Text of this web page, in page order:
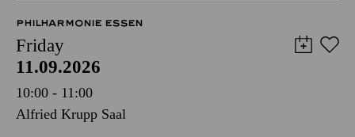
PHILHARMONIE ESSEN
Friday
11.09.2026
10:00 - 11:00
Alfried Krupp Saal